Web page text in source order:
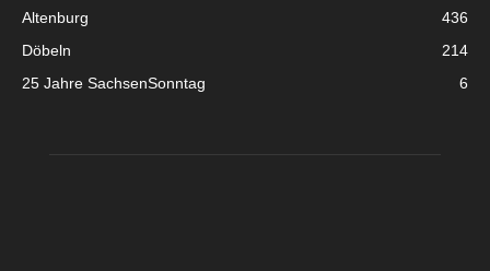
Altenburg
436
Döbeln
214
25 Jahre SachsenSonntag
6